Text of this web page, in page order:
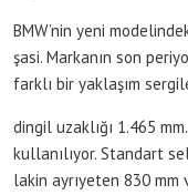
BMW’nin yeni
şasi. Markanın son
farklı bir yaklaşım
dingil uzaklığı 1.465
kullanılıyor. Standart
lakin ayrıyeten 830